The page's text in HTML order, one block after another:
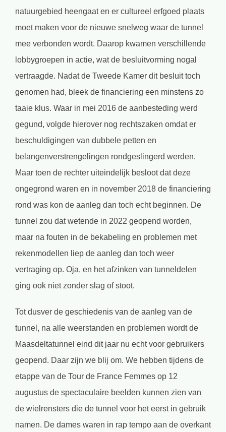
natuurgebied heengaat en er cultureel erfgoed plaats
moet maken voor de nieuwe snelweg waar de tunnel
mee verbonden wordt. Daarop kwamen verschillende
lobbygroepen in actie, wat de besluitvorming nogal
vertraagde. Nadat de Tweede Kamer dit besluit toch
genomen had, bleek de financiering een minstens zo
taaie klus. Waar in mei 2016 de aanbesteding werd
gegund, volgde hierover nog rechtszaken omdat er
beschuldigingen van dubbele petten en
belangenverstrengelingen rondgeslingerd werden.
Maar toen de rechter uiteindelijk besloot dat deze
ongegrond waren en in november 2018 de financiering
rond was kon de aanleg dan toch echt beginnen. De
tunnel zou dat wetende in 2022 geopend worden,
maar na fouten in de bekabeling en problemen met
rekenmodellen liep de aanleg dan toch weer
vertraging op. Oja, en het afzinken van tunneldelen
ging ook niet zonder slag of stoot.
Tot dusver de geschiedenis van de aanleg van de
tunnel, na alle weerstanden en problemen wordt de
Maasdeltatunnel eind dit jaar nu echt voor gebruikers
geopend. Daar zijn we blij om. We hebben tijdens de
etappe van de Tour de France Femmes op 12
augustus de spectaculaire beelden kunnen zien van
de wielrensters die de tunnel voor het eerst in gebruik
namen. De dames waren in rap tempo aan de overkant